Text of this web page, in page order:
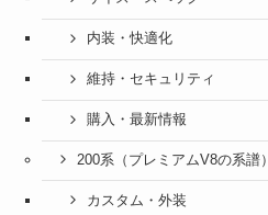
内装・快適化
維持・セキュリティ
購入・最新情報
200系（プレミアムV8の系譜）
カスタム・外装